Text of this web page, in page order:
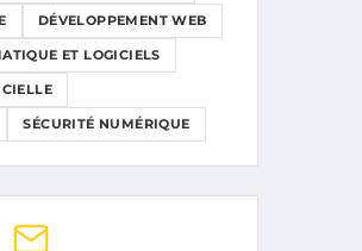
DÉVELOPPEMENT WEB
ET LOGICIELS
SÉCURITÉ NUMÉRIQUE